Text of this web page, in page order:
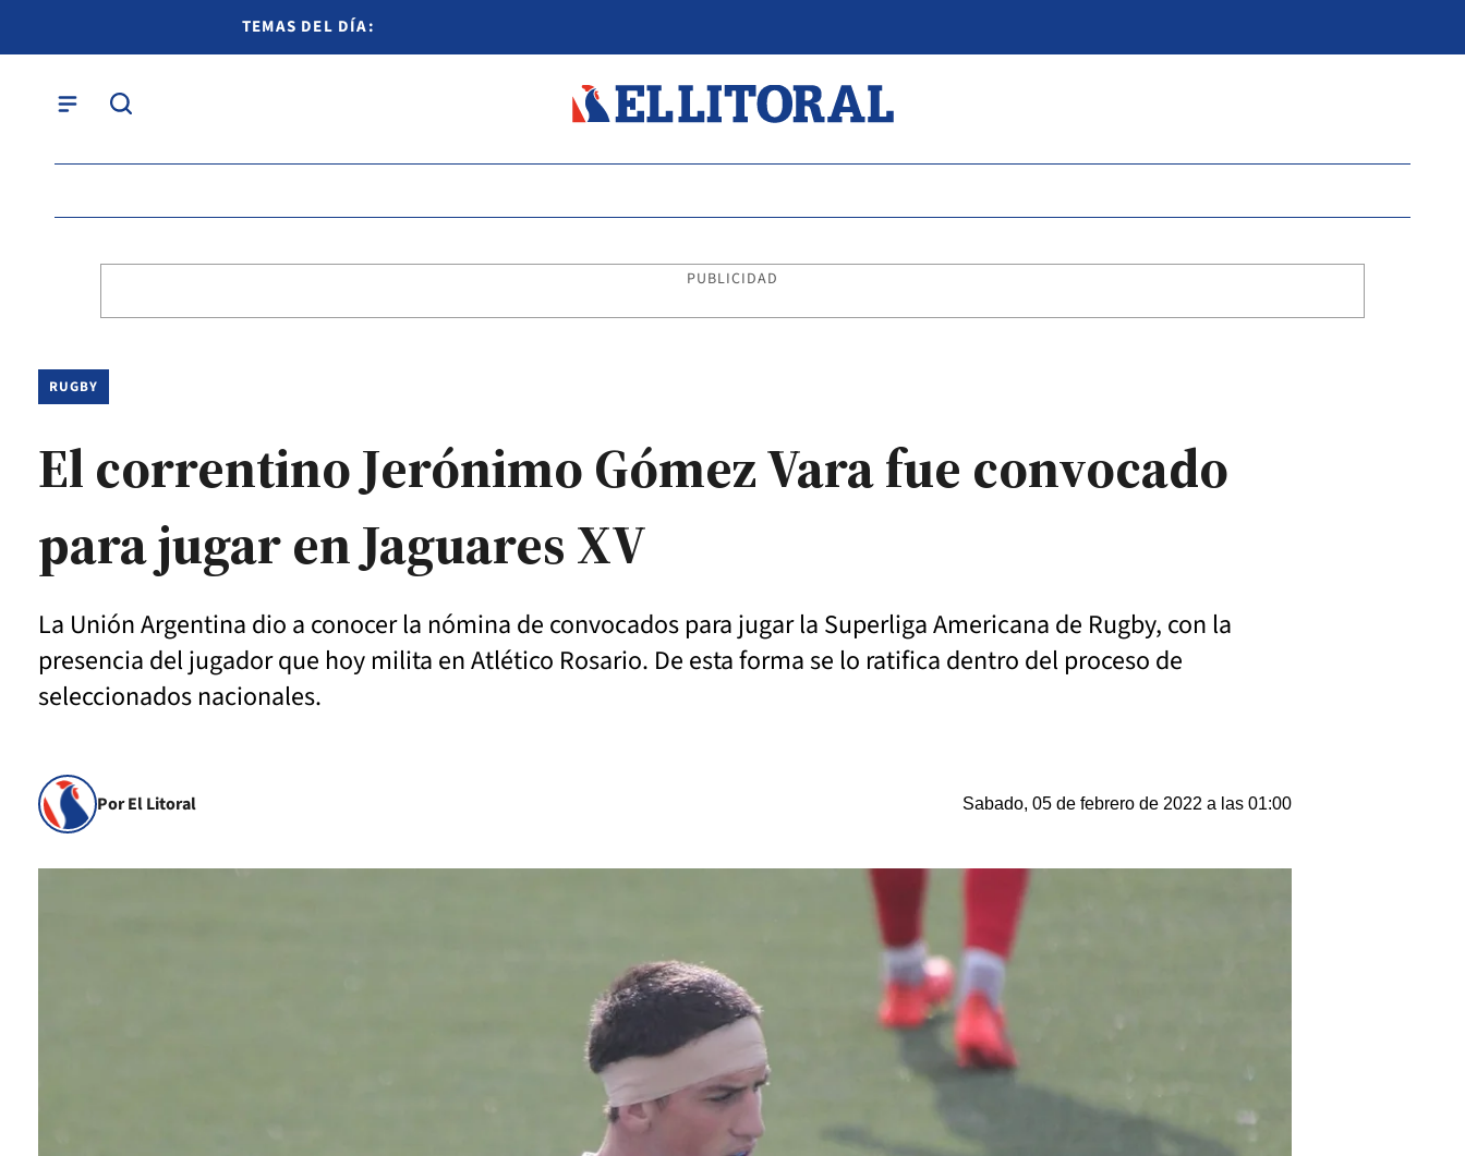
TEMAS DEL DÍA:
PUBLICIDAD
RUGBY
El correntino Jerónimo Gómez Vara fue convocado
para jugar en Jaguares XV
La Unión Argentina dio a conocer la nómina de convocados para jugar la Superliga Americana de Rugby, con la
presencia del jugador que hoy milita en Atlético Rosario. De esta forma se lo ratifica dentro del proceso de
seleccionados nacionales.
Por El Litoral Sabado, 05 de febrero de 2022 a las 01:00